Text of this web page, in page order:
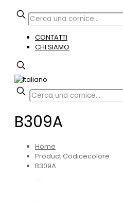
CONTATTI
CHI SIAMO
B309A
Home
Product Codicecolore
B309A